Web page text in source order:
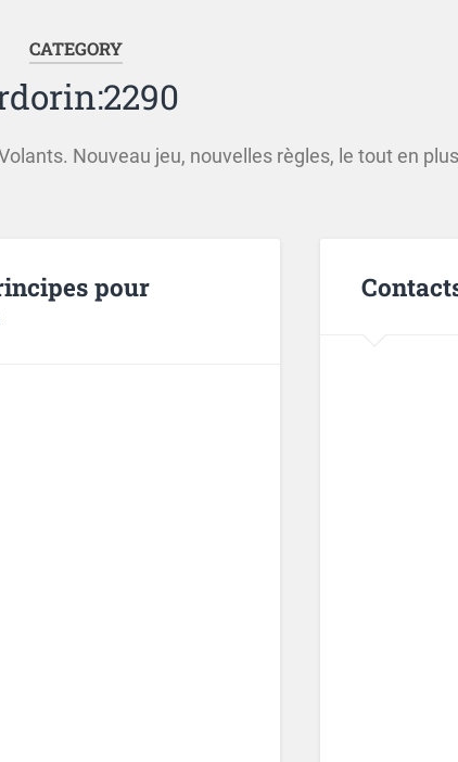
CATEGORY
Nouveau jeu, nouvelles règles, le tout en
pour